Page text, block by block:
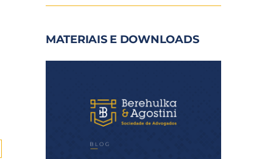
MATERIAIS E DOWNLOADS